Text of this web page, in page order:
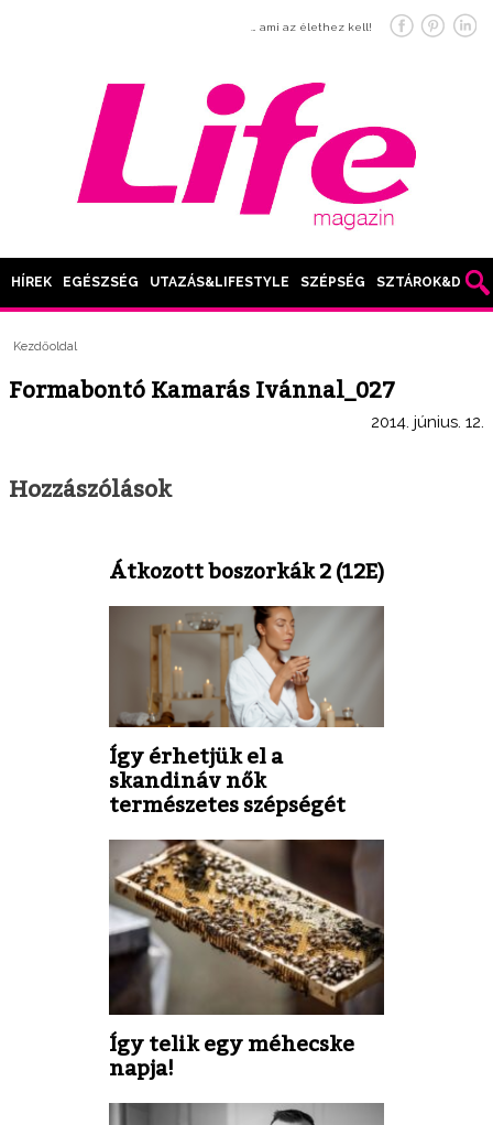
… ami az élethez kell!
HÍREK EGÉSZSÉG UTAZÁS&LIFESTYLE SZÉPSÉG SZTÁROK&DIVAT
Kezdőoldal
Formabontó Kamarás Ivánnal_027
2014. június. 12.
Hozzászólások
Átkozott boszorkák 2 (12E)
Így érhetjük el a
skandináv nők
természetes szépségét
Így telik egy méhecske
napja!